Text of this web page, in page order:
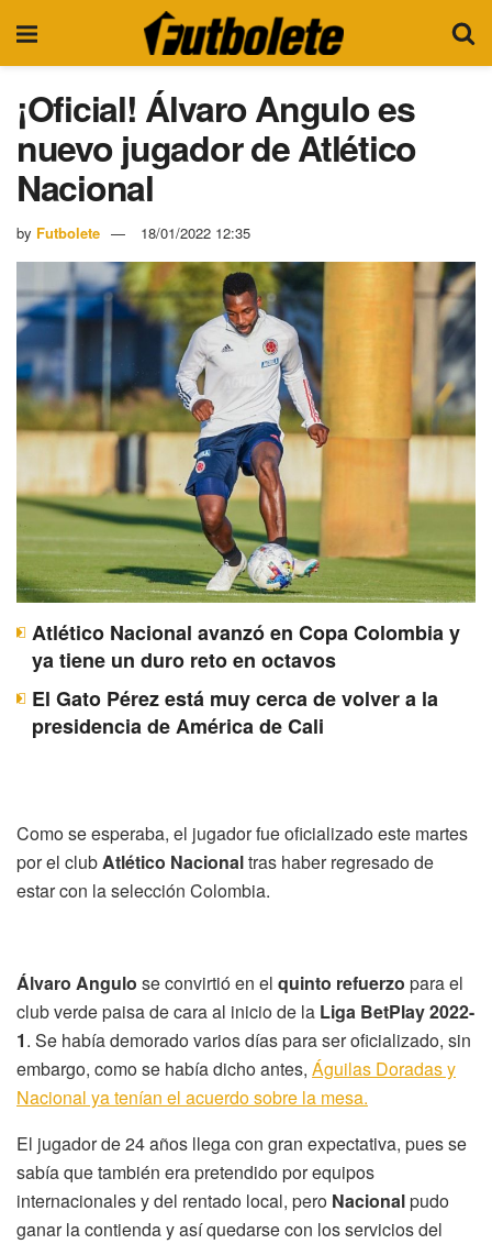
¡Oficial! Álvaro Angulo es
nuevo jugador de Atlético
Nacional
by Futbolete 18/01/2022 12:35
Atlético Nacional avanzó en Copa Colombia y
ya tiene un duro reto en octavos
El Gato Pérez está muy cerca de volver a la
presidencia de América de Cali
Como se esperaba, el jugador fue oficializado este martes
por el clubAtlético Nacionaltras haber regresado de
estar con la selección Colombia.
Álvaro Angulo se convirtió en el quinto refuerzo para el
club verde paisa de cara al inicio de la Liga BetPlay 2022-
1. Se había demorado varios días para ser oficializado, sin
embargo, como se había dicho antes, Águilas Doradas y
Nacional ya tenían el acuerdo sobre la mesa.
El jugador de 24 años llega con gran expectativa, pues se
sabía que también era pretendido por equipos
internacionales y del rentado local, pero Nacionalpudo
ganar la contienda y así quedarse con los servicios del